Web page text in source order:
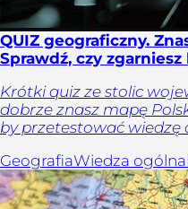
QUIZ geograficzny.
Sprawdź, czy
Krótki quiz ze stolic
dobrze znasz mapę
by przetestować wiedzę
GeografiaWiedza ogólna